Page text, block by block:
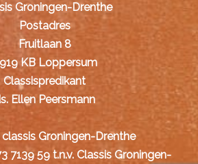
Groningen-Drenthe
Postadres
Fruitlaan 8
KB Loppersum
Classispredikant
Ellen Peersmann
Groningen-Drenthe
7139 59 t.n.v. Classis Groningen-